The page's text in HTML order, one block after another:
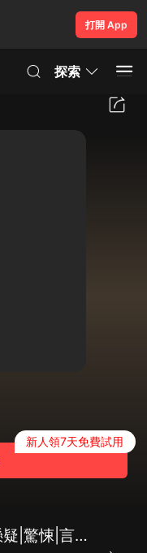
打開 App
探索
新人領7天免費試用
我是地府關系戶|懸疑|驚悚|言情|1V1